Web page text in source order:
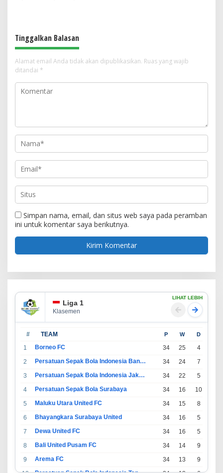
Tinggalkan Balasan
Alamat email Anda tidak akan dipublikasikan. Ruas yang wajib
ditandai *
Simpan nama, email, dan situs web saya pada peramban
ini untuk komentar saya berikutnya.
Liga 1
Klasemen
LIHAT LEBIH
# TEAM P W D
1 Borneo FC 34 25 4
2
Persatuan Sepak Bola Indonesia Bandung 34 24 7
3
Persatuan Sepak Bola Indonesia Jakarta 34 22 5
4
Persatuan Sepak Bola Surabaya 34 16 10
5
Maluku Utara United FC 34 15 8
6
Bhayangkara Surabaya United 34 16 5
7
Dewa United FC 34 16 5
8
Bali United Pusam FC 34 14 9
9
Arema FC 34 13 9